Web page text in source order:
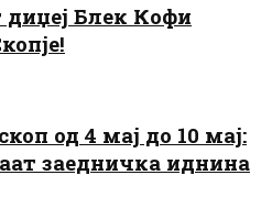
диџеј Блек Кофи
од 4 мај до 10 мај:
заедничка иднина